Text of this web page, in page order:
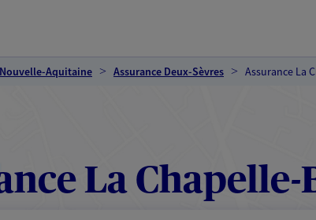
Aquitaine Assurance Deux-Sèvres Assurance La
La